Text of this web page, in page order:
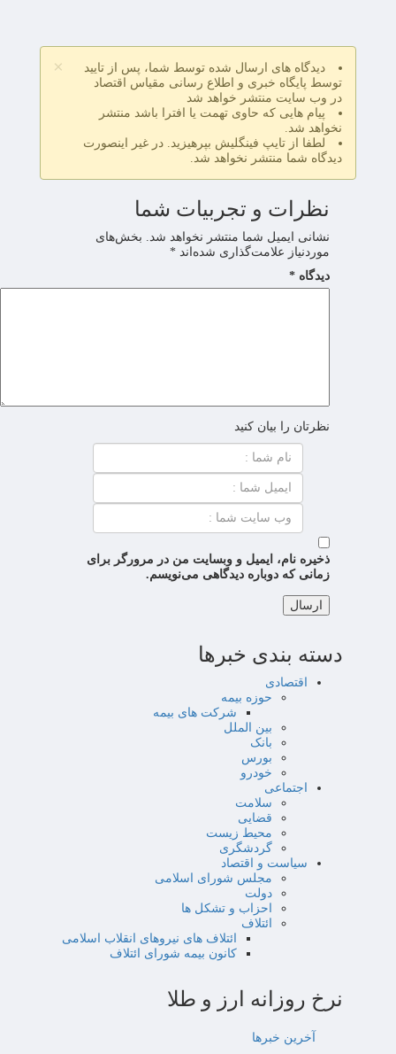
×
دیدگاه های ارسال شده توسط شما، پس از تایید
توسط پایگاه خبری و اطلاع رسانی مقیاس اقتصاد
در وب سایت منتشر خواهد شد
پیام هایی که حاوی تهمت یا افترا باشد منتشر
نخواهد شد.
لطفا از تایپ فینگلیش بپرهیزید. در غیر اینصورت
دیدگاه شما منتشر نخواهد شد.
نظرات و تجربیات شما
نشانی ایمیل شما منتشر نخواهد شد. بخش‌های
موردنیاز علامت‌گذاری شده‌اند *
دیدگاه *
نظرتان را بیان کنید
ذخیره نام، ایمیل و وبسایت من در مرورگر برای
زمانی که دوباره دیدگاهی می‌نویسم.
دسته بندی خبرها
اقتصادی
حوزه بیمه
شرکت های بیمه
بین الملل
بانک
بورس
خودرو
اجتماعی
سلامت
قضایی
محیط زیست
گردشگری
سیاست و اقتصاد
مجلس شورای اسلامی
دولت
احزاب و تشکل ها
ائتلاف
ائتلاف های نیروهای انقلاب اسلامی
کانون بیمه شورای ائتلاف
نرخ روزانه ارز و طلا
آخرین خبرها